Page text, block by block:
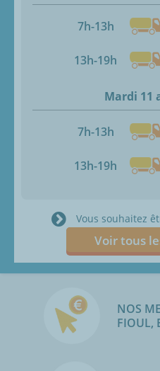
7h-13h
13h-19h
Mardi 11
7h-13h
13h-19h
Vous souhaitez
Voir tous
NOS
FIOUL,